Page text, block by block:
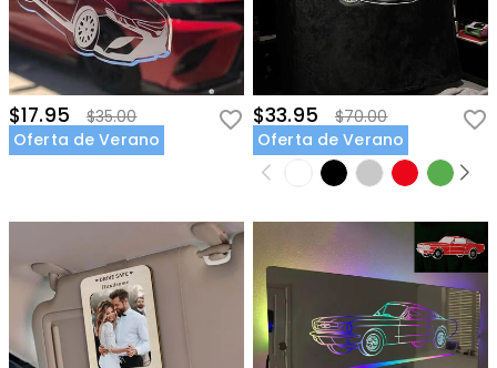
$17.95
$35.00
Oferta de Verano
$33.95
$70.00
Oferta de Verano